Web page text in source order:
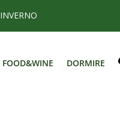
INVERNO
FOOD&WINE DORMIRE